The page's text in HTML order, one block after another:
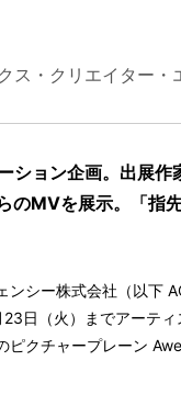
会場写真（Photo by Keizo
ス・クリエイター・
ション企画。出展
MVを展示。「指
シー株式会社（以下
日（火）までアーテ
ピクチャープレーン